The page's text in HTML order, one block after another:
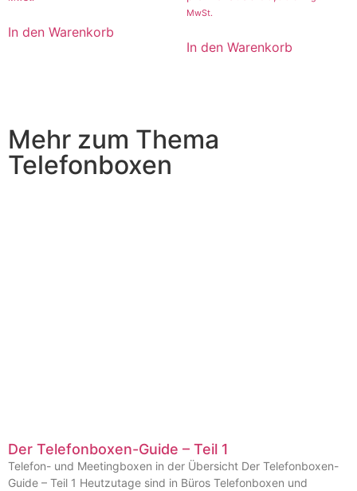
In den Warenkorb
MwSt.
In den Warenkorb
Mehr zum Thema
Telefonboxen
Der Telefonboxen-Guide – Teil 1
Telefon- und Meetingboxen in der Übersicht Der Telefonboxen-
Guide – Teil 1 Heutzutage sind in Büros Telefonboxen und